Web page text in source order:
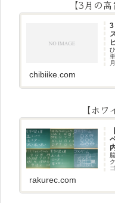
【3月の
3
chibiike.com
【ホ
rakurec.com